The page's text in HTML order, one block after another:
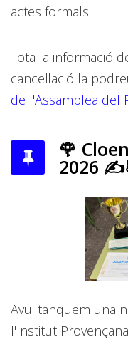
actes formals.
Tota la informació
cancel·lació la
de l'Assamblea del
🌹
2026
Avui tanquem una
l'Institut